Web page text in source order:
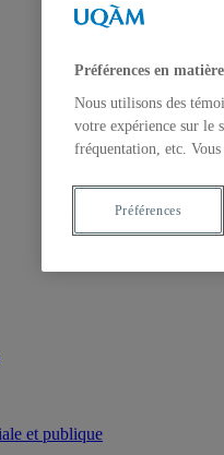
et publique
Préférences en
Nous utilisons des
votre expérience sur le
fréquentation, etc.
Préférences